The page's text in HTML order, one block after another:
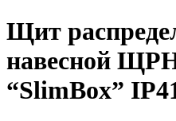
Щит
навесной
“SlimBox”